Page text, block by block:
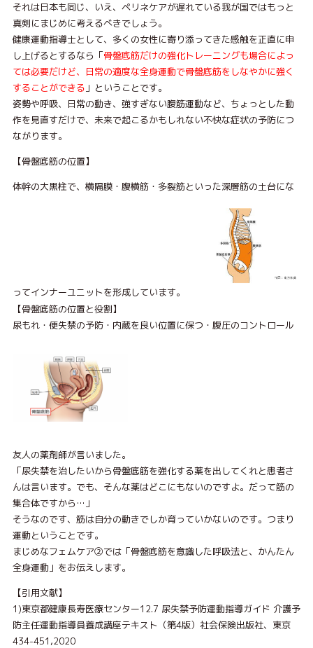
それは⽇本も同じ、いえ、ペリネケアが遅れている我が国ではもっと
真剣にまじめに考えるべきでしょう。
健康運動指導⼠として、多くの⼥性に寄り添ってきた感触を正直に申
し上げるとするなら「⾻盤底筋だけの強化トレーニングも場合によっ
ては必要だけど、⽇常の適度な全⾝運動で⾻盤底筋をしなやかに強く
することができる 」ということです。
姿勢や呼吸、⽇常の動き、強すぎない腹筋運動など、ちょっとした動
作を⾒直すだけで、未来で起こるかもしれない不快な症状の予防につ
ながります。
【⾻盤底筋の位置】
体幹の⼤⿊柱で、横隔膜・腹横筋・多裂筋といった深層筋の⼟台にな
ってインナーユニットを形成しています。
【⾻盤底筋の位置と役割】
尿もれ・便失禁の予防・内蔵を良い位置に保つ・腹圧のコントロール
友⼈の薬剤師が⾔いました。
「尿失禁を治したいから⾻盤底筋を強化する薬を出してくれと患者さ
んは⾔います。でも、そんな薬はどこにもないのですよ。だって筋の
集合体ですから…」
そうなのです、筋は⾃分の動きでしか育っていかないのです。つまり
運動ということです。
まじめなフェムケア②では「⾻盤底筋を意識した呼吸法と、かんたん
全⾝運動」をお伝えします。
【引⽤⽂献】
1)東京都健康⻑寿医療センター12.7 尿失禁予防運動指導ガイド 介護予
防主任運動指導員養成講座テキスト（第4版）社会保険出版社、東京
434-451,2020